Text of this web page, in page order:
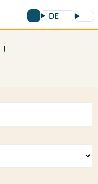
DE